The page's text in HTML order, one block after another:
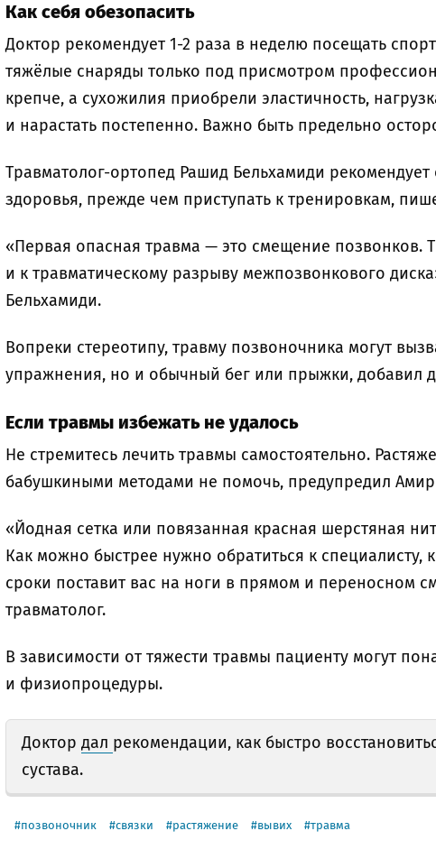
Как себя обезопасить
Доктор рекомендует 1-2 раза в неделю посещать
тяжёлые снаряды только под присмотром
крепче, а сухожилия приобрели эластичность,
и нарастать постепенно. Важно быть предельно
Травматолог-ортопед Рашид Бельхамиди рекомендует
здоровья, прежде чем приступать к тренировкам,
«Первая опасная травма — это смещение позвонков.
и к травматическому разрыву межпозвонкового
Бельхамиди.
Вопреки стереотипу, травму позвоночника могут
упражнения, но и обычный бег или прыжки, добавил
Если травмы избежать не удалось
Не стремитесь лечить травмы самостоятельно.
бабушкиными методами не помочь, предупредил
«Йодная сетка или повязанная красная шерстяная
Как можно быстрее нужно обратиться к специалисту,
сроки поставит вас на ноги в прямом и переносном
травматолог.
В зависимости от тяжести травмы пациенту могут
и физиопроцедуры.
Доктор дал рекомендации, как быстро
сустава.
позвоночник связки растяжение вывих травма